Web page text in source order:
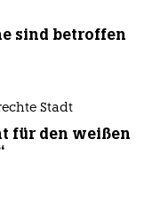
sind betroffen
Stadt
für den weißen